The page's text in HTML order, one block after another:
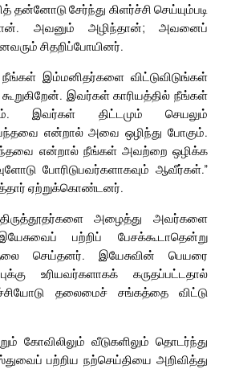
சேர்ந்து கிளர்ச்சி செய்யும்படி
அவனும் அழிந்தான்; அவனைப்
சிதறிப்போயினர்.
இம்மனிதர்களை விட்டுவிடுங்கள்
இவர்கள் காரியத்தில் நீங்கள்
இவர்கள் திட்டமும் செயலும்
வந்தவை என்றால் அவை ஒழிந்து போகும்.
என்றால் நீங்கள் அவற்றை ஒழிக்க
போரிடுபவர்களாகவும் ஆவீர்கள்.”
ஏற்றுக்கொண்டனர்.
அழைத்து அவர்களை
பற்றிப் பேசக்கூடாதென்று
செய்தனர். இயேசுவின் பெயரை
உரியவர்களாகக் கருதப்பட்டதால்
தலைமைச் சங்கத்தை விட்டு
கோவிலிலும் வீடுகளிலும் தொடர்ந்து
பற்றிய நற்செய்தியை அறிவித்து